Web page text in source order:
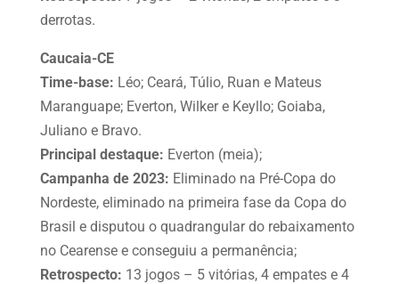
derrotas.
Caucaia-CE
Time-base: Léo; Ceará, Túlio, Ruan e Mateus
Maranguape; Everton, Wilker e Keyllo; Goiaba,
Juliano e Bravo.
Principal destaque: Everton (meia);
Campanha de 2023: Eliminado na Pré-Copa do
Nordeste, eliminado na primeira fase da Copa do
Brasil e disputou o quadrangular do rebaixamento
no Cearense e conseguiu a permanência;
Retrospecto: 13 jogos – 5 vitórias, 4 empates e 4